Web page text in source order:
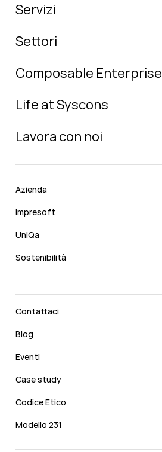
Servizi
Settori
Composable Enterprise
Life at Syscons
Lavora con noi
Azienda
Impresoft
UniQa
Sostenibilità
Contattaci
Blog
Eventi
Case study
Codice Etico
Modello 231